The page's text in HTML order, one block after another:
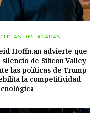
DESTACADAS
Hoffman advierte que
silencio de Silicon Valley
las políticas de Trump
la competitividad